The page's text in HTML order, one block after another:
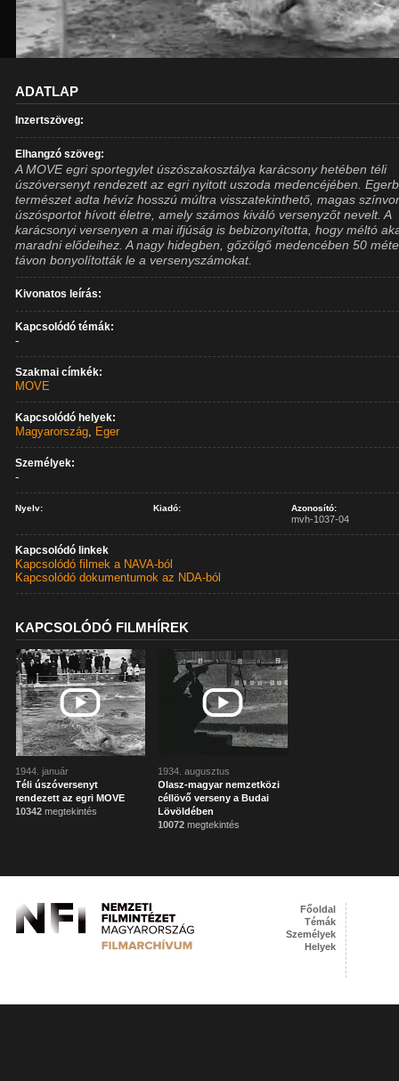
ADATLAP
Inzertszöveg:
Elhangzó szöveg:
A MOVE egri sportegylet úszószakosztálya karácsony hetében téli
úszóversenyt rendezett az egri nyitott uszoda medencéjében.
természet adta hévíz hosszú múltra visszatekinthető, magas
úszósportot hívott életre, amely számos kiváló versenyzőt nevelt. A
karácsonyi versenyen a mai ifjúság is bebizonyította, hogy méltó
maradni elődeihez. A nagy hidegben, gőzölgő medencében 50
távon bonyolították le a versenyszámokat.
Kivonatos leírás:
Kapcsolódó témák:
-
Szakmai címkék:
MOVE
Kapcsolódó helyek:
Magyarország, Eger
Személyek:
-
Nyelv: Kiadó: Azonosító:
mvh-1037-04
Kapcsolódó linkek
Kapcsolódó filmek a NAVA-ból
Kapcsolódó dokumentumok az NDA-ból
KAPCSOLÓDÓ FILMHÍREK
1944. január
Téli úszóversenyt
rendezett az egri MOVE
10342 megtekintés
1934. augusztus
Olasz-magyar nemzetközi
céllövő verseny a Budai
Lövöldében
10072 megtekintés
Főoldal
Témák
Személyek
Helyek